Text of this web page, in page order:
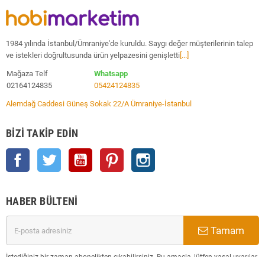
1984 yılında İstanbul/Ümraniye'de kuruldu. Saygı değer müşterilerinin talep
ve istekleri doğrultusunda ürün yelpazesini genişletti [...]
Mağaza Telf
02164124835
Whatsapp
05424124835
Alemdağ Caddesi Güneş Sokak 22/A Ümraniye-İstanbul
BIZI TAKIP EDIN
Facebook Twitter YouTube Pinterest
HABER BÜLTENI
Tamam